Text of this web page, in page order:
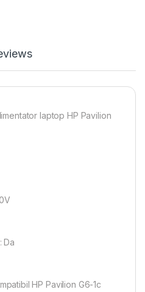
laptop HP Pavilion
Da
HP Pavilion G6-1c